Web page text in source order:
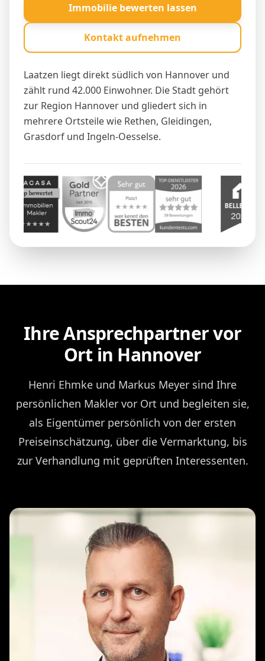
Laatzen liegt direkt südlich von Hannover und
zählt rund 42.000 Einwohner. Die Stadt gehört
zur Region Hannover und gliedert sich in
mehrere Ortsteile wie Rethen, Gleidingen,
Grasdorf und Ingeln-Oesselse.
Immobilie bewerten lassen
Kontakt aufnehmen
Ihre Ansprechpartner vor
Ort in Hannover
Henri Ehmke und Markus Meyer sind Ihre
persönlichen Makler vor Ort und begleiten sie,
als Eigentümer persönlich von der ersten
Preiseinschätzung, über die Vermarktung, bis
zur Verhandlung mit geprüften Interessenten.